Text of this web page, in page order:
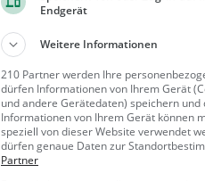
Gaststätten in der
Eiscafé
Eiscafé /
Gladbach
Bergisch
Endgerät
Weitere Informationen
210 Partner werden Ihre
dürfen Informationen von Ihrem Gerät
und andere Gerätedaten) speichern
Informationen von Ihrem Gerät können
speziell von dieser Website verwendet
dürfen genaue Daten zur
Partner